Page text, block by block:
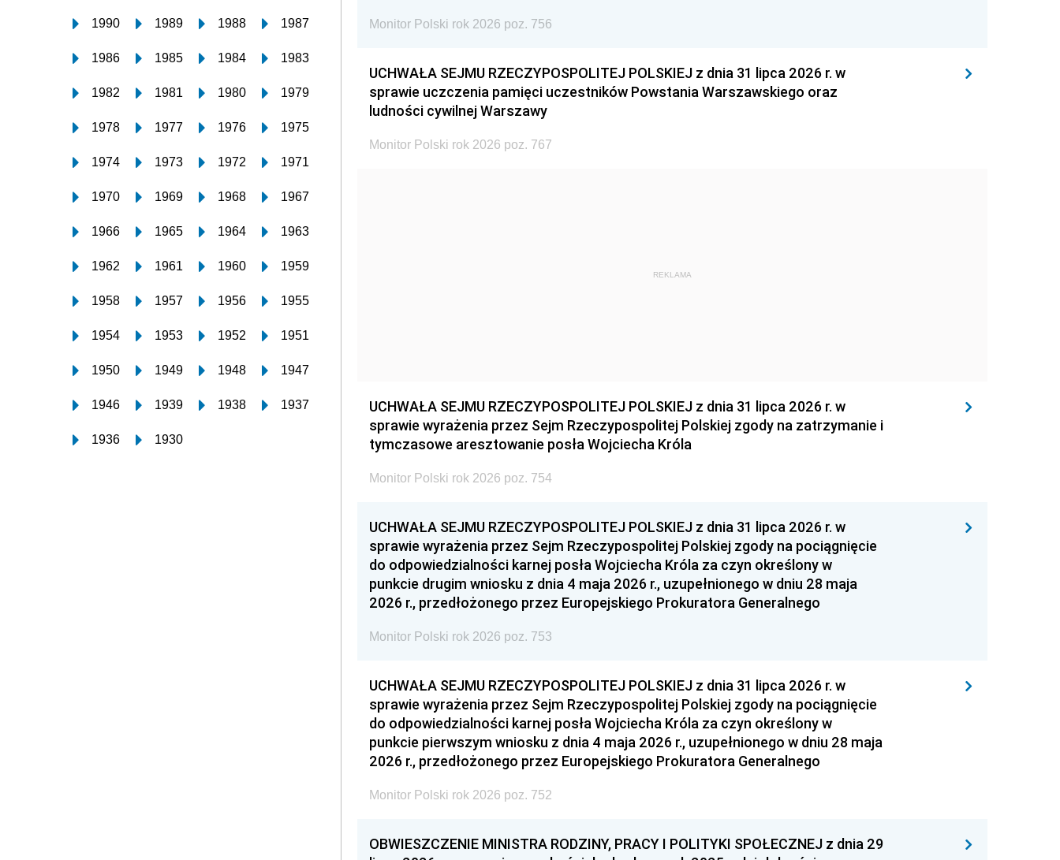
1990 1989 1988 1987
1986 1985 1984 1983
1982 1981 1980 1979
1978 1977 1976 1975
1974 1973 1972 1971
1970 1969 1968 1967
1966 1965 1964 1963
1962 1961 1960 1959
1958 1957 1956 1955
1954 1953 1952 1951
1950 1949 1948 1947
1946 1939 1938 1937
1936 1930
Monitor Polski rok 2026 poz. 756
UCHWAŁA SEJMU RZECZYPOSPOLITEJ POLSKIEJ z dnia 31 lipca 2026 r. w
sprawie uczczenia pamięci uczestników Powstania Warszawskiego oraz
ludności cywilnej Warszawy
Monitor Polski rok 2026 poz. 767
REKLAMA
UCHWAŁA SEJMU RZECZYPOSPOLITEJ POLSKIEJ z dnia 31 lipca 2026 r. w
sprawie wyrażenia przez Sejm Rzeczypospolitej Polskiej zgody na zatrzymanie i
tymczasowe aresztowanie posła Wojciecha Króla
Monitor Polski rok 2026 poz. 754
UCHWAŁA SEJMU RZECZYPOSPOLITEJ POLSKIEJ z dnia 31 lipca 2026 r. w
sprawie wyrażenia przez Sejm Rzeczypospolitej Polskiej zgody na pociągnięcie
do odpowiedzialności karnej posła Wojciecha Króla za czyn określony w
punkcie drugim wniosku z dnia 4 maja 2026 r., uzupełnionego w dniu 28 maja
2026 r., przedłożonego przez Europejskiego Prokuratora Generalnego
Monitor Polski rok 2026 poz. 753
UCHWAŁA SEJMU RZECZYPOSPOLITEJ POLSKIEJ z dnia 31 lipca 2026 r. w
sprawie wyrażenia przez Sejm Rzeczypospolitej Polskiej zgody na pociągnięcie
do odpowiedzialności karnej posła Wojciecha Króla za czyn określony w
punkcie pierwszym wniosku z dnia 4 maja 2026 r., uzupełnionego w dniu 28 maja
2026 r., przedłożonego przez Europejskiego Prokuratora Generalnego
Monitor Polski rok 2026 poz. 752
OBWIESZCZENIE MINISTRA RODZINY, PRACY I POLITYKI SPOŁECZNEJ z dnia 29